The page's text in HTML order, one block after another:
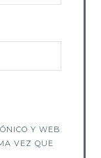
Y WEB
VEZ QUE